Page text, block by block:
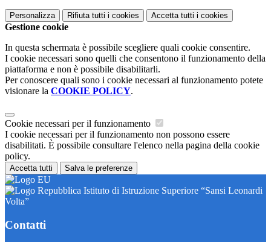
Personalizza Rifiuta tutti i cookies Accetta tutti i cookies
Gestione cookie
In questa schermata è possibile scegliere quali cookie consentire.
I cookie necessari sono quelli che consentono il funzionamento della
piattaforma e non è possibile disabilitarli.
Per conoscere quali sono i cookie necessari al funzionamento potete
visionare la COOKIE POLICY.
Cookie necessari per il funzionamento
I cookie necessari per il funzionamento non possono essere
disabilitati. È possibile consultare l'elenco nella pagina della cookie
policy.
Accetta tutti Salva le preferenze
Istituto di Istruzione Superiore “Sansi Leonardi
Volta”
Contatti